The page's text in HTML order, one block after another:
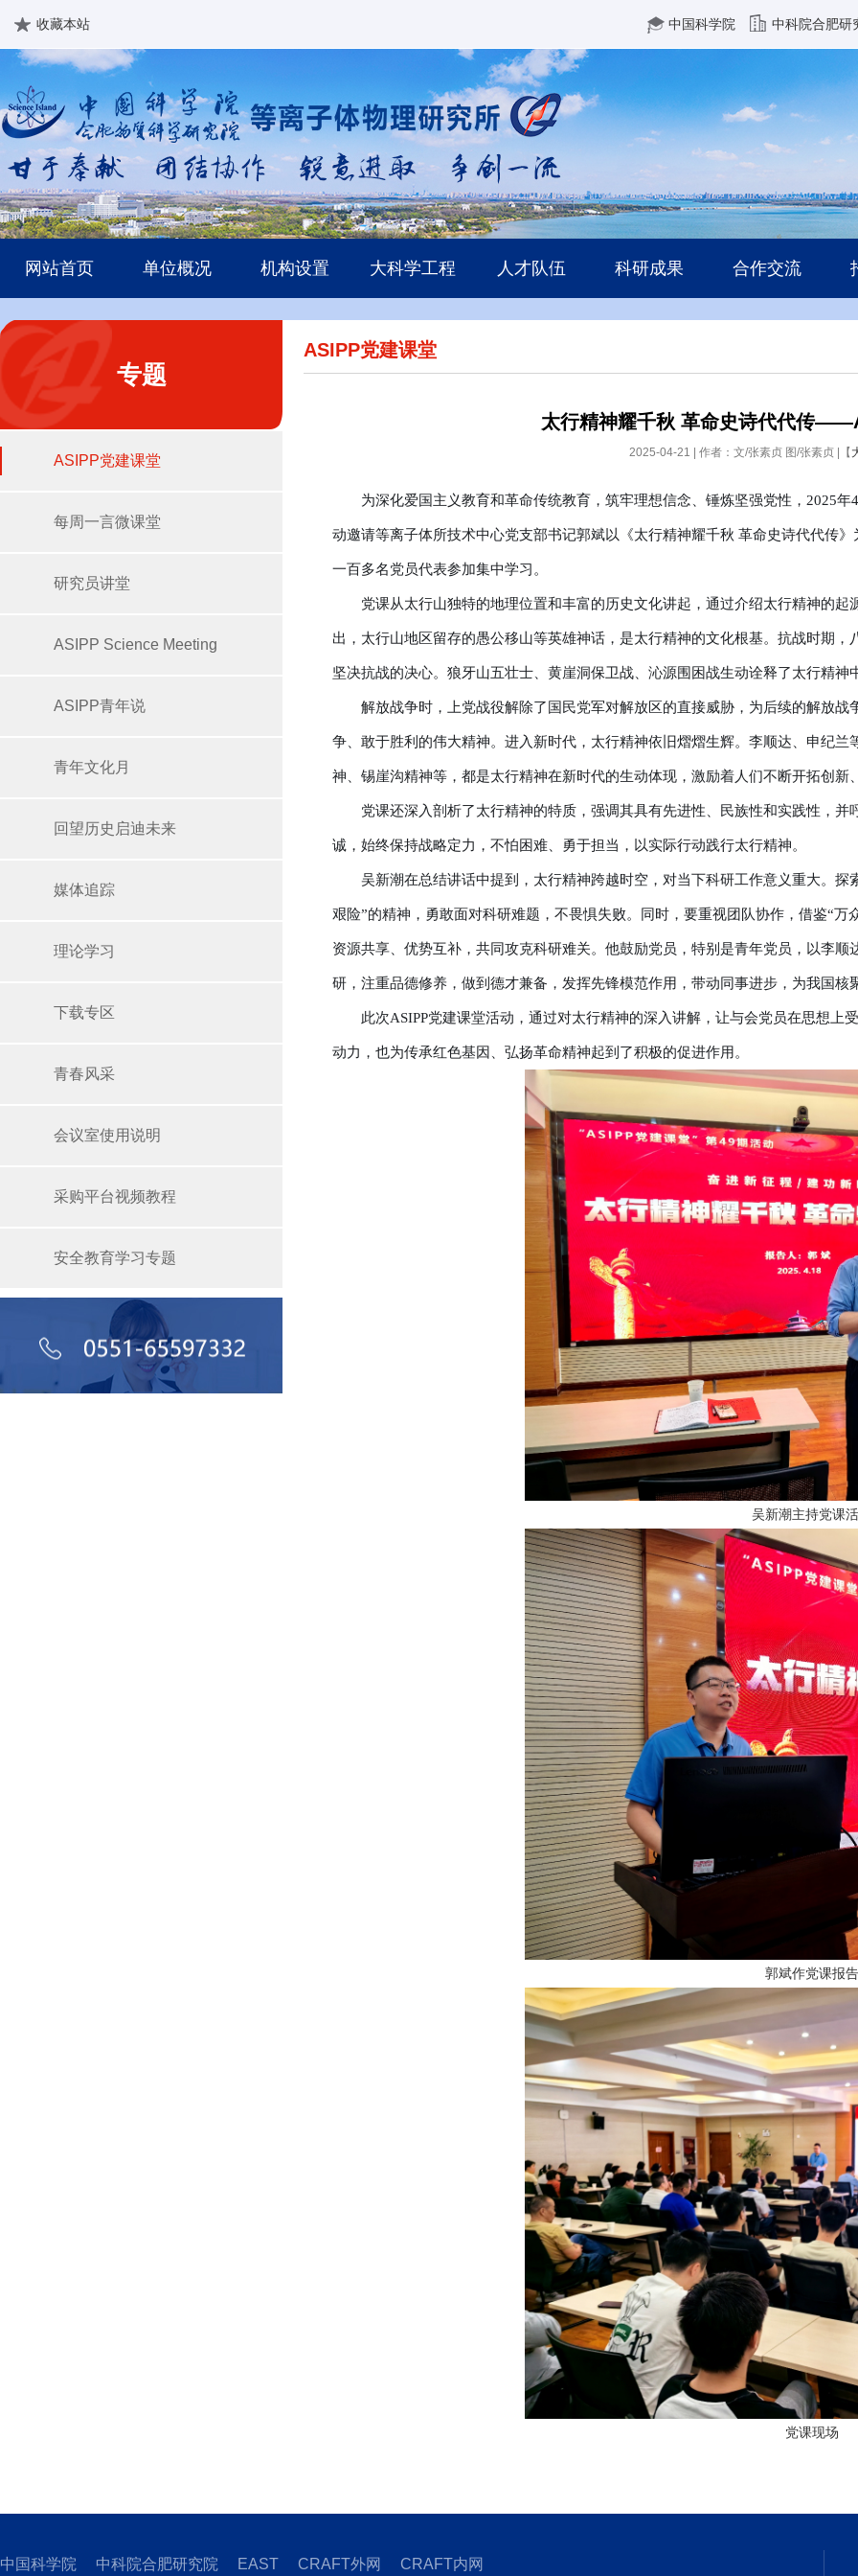
收藏本站 中国科学院 中科院合肥研
网站首页 单位概况 机构设置 大科学工程 人才队伍 科研成果 合作交流
专题
ASIPP党建课堂
每周一言微课堂
研究员讲堂
ASIPP Science Meeting
ASIPP青年说
青年文化月
回望历史启迪未来
媒体追踪
理论学习
下载专区
青春风采
会议室使用说明
采购平台视频教程
安全教育学习专题
ASIPP党建课堂
太行精神耀千秋 革命史诗代代传
2025-04-21 | 作者：文/张素贞 图/张素贞 |【
为深化爱国主义教育和革命传统教育，筑牢理想信念、锤炼坚强党性，2025
动邀请等离子体所技术中心党支部书记郭斌以《太行精神耀千秋 革命史诗代代传
一百多名党员代表参加集中学习。
党课从太行山独特的地理位置和丰富的历史文化讲起，通过介绍太行精神的
出，太行山地区留存的愚公移山等英雄神话，是太行精神的文化根基。抗战时期
坚决抗战的决心。狼牙山五壮士、黄崖洞保卫战、沁源围困战生动诠释了太行精神
解放战争时，上党战役解除了国民党军对解放区的直接威胁，为后续的解放
争、敢于胜利的伟大精神。进入新时代，太行精神依旧熠熠生辉。李顺达、申纪
神、锡崖沟精神等，都是太行精神在新时代的生动体现，激励着人们不断开拓创新
党课还深入剖析了太行精神的特质，强调其具有先进性、民族性和实践性，
诚，始终保持战略定力，不怕困难、勇于担当，以实际行动践行太行精神。
吴新潮在总结讲话中提到，太行精神跨越时空，对当下科研工作意义重大。
艰险”的精神，勇敢面对科研难题，不畏惧失败。同时，要重视团队协作，借鉴“
资源共享、优势互补，共同攻克科研难关。他鼓励党员，特别是青年党员，以李
研，注重品德修养，做到德才兼备，发挥先锋模范作用，带动同事进步，为我国核
此次ASIPP党建课堂活动，通过对太行精神的深入讲解，让与会党员在思想
动力，也为传承红色基因、弘扬革命精神起到了积极的促进作用。
吴新潮主持党课
郭斌作党课报告
党课现场
中国科学院 中科院合肥研究院 EAST CRAFT外网 CRAFT内网